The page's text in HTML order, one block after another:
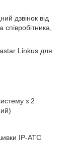
дзвінок від
співробітника,
Linkus для
з 2
IP-АТС